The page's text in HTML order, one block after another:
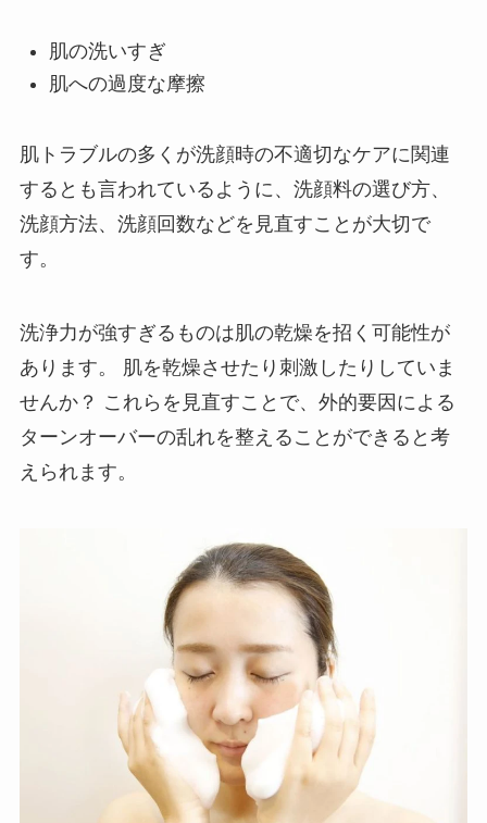
肌の洗いすぎ
肌への過度な摩擦
肌トラブルの多くが洗顔時の不適切なケアに関連
するとも言われているように、洗顔料の選び方、
洗顔方法、洗顔回数などを見直すことが大切で
す。
洗浄力が強すぎるものは肌の乾燥を招く可能性が
あります。 肌を乾燥させたり刺激したりしていま
せんか？ これらを見直すことで、外的要因による
ターンオーバーの乱れを整えることができると考
えられます。